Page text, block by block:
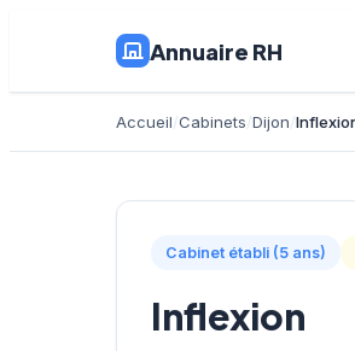
Annuaire RH
Accueil Cabinets Dijon
Cabinet établi (5 ans)
Inflexion